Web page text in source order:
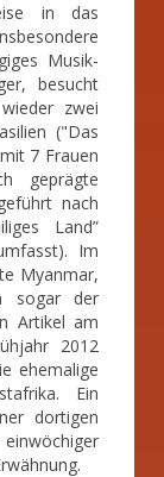
in das
Musik-
besucht
zwei
("Das
7 Frauen
geprägte
nach
Land”
Im
Myanmar,
sogar der
Artikel am
2012
ehemalige
Ein
dortigen